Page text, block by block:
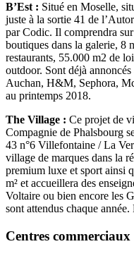
B’Est : Situé en Moselle,
juste à la sortie 41 de
par Codic. Il comprendra
boutiques dans la galerie, 8
restaurants, 55.000 m2 de
outdoor. Sont déjà
Auchan, H&M, Sephora,
au printemps 2018.
The Village : Ce projet de
Compagnie de Phalsbourg
43 n°6 Villefontaine / La
village de marques dans la
premium luxe et sport ainsi
m² et accueillera des
Voltaire ou bien encore les
sont attendus chaque
Centres